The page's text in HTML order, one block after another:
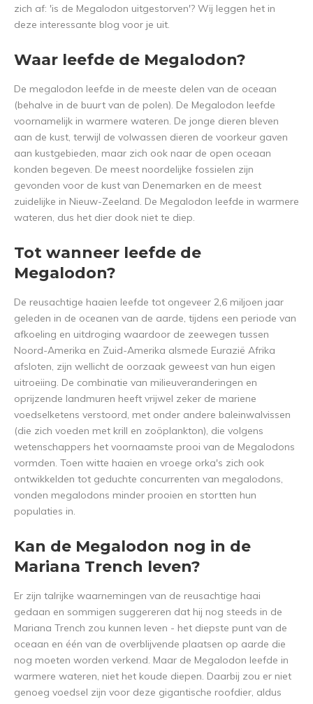
zich af: 'is de Megalodon uitgestorven'? Wij leggen het in
deze interessante blog voor je uit.
Waar leefde de Megalodon?
De megalodon leefde in de meeste delen van de oceaan
(behalve in de buurt van de polen). De Megalodon leefde
voornamelijk in warmere wateren. De jonge dieren bleven
aan de kust, terwijl de volwassen dieren de voorkeur gaven
aan kustgebieden, maar zich ook naar de open oceaan
konden begeven. De meest noordelijke fossielen zijn
gevonden voor de kust van Denemarken en de meest
zuidelijke in Nieuw-Zeeland. De Megalodon leefde in warmere
wateren, dus het dier dook niet te diep.
Tot wanneer leefde de
Megalodon?
De reusachtige haaien leefde tot ongeveer 2,6 miljoen jaar
geleden in de oceanen van de aarde, tijdens een periode van
afkoeling en uitdroging waardoor de zeewegen tussen
Noord-Amerika en Zuid-Amerika alsmede Eurazië Afrika
afsloten, zijn wellicht de oorzaak geweest van hun eigen
uitroeiing. De combinatie van milieuveranderingen en
oprijzende landmuren heeft vrijwel zeker de mariene
voedselketens verstoord, met onder andere baleinwalvissen
(die zich voeden met krill en zoöplankton), die volgens
wetenschappers het voornaamste prooi van de Megalodons
vormden. Toen witte haaien en vroege orka's zich ook
ontwikkelden tot geduchte concurrenten van megalodons,
vonden megalodons minder prooien en stortten hun
populaties in.
Kan de Megalodon nog in de
Mariana Trench leven?
Er zijn talrijke waarnemingen van de reusachtige haai
gedaan en sommigen suggereren dat hij nog steeds in de
Mariana Trench zou kunnen leven - het diepste punt van de
oceaan en één van de overblijvende plaatsen op aarde die
nog moeten worden verkend. Maar de Megalodon leefde in
warmere wateren, niet het koude diepen. Daarbij zou er niet
genoeg voedsel zijn voor deze gigantische roofdier, aldus